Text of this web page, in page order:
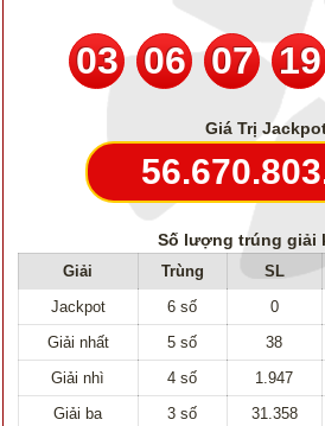
03 06 07 19
Giá Trị
Số lượng trúng giải
Giải Trùng SL
Jackpot
6 số 0
Giải nhất
5 số 38
Giải nhì
4 số 1.947
Giải ba
3 số 31.358